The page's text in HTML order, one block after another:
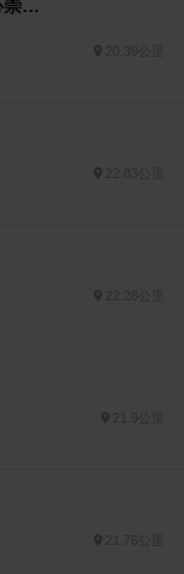
和牛涮 日式鍋物放題 台中文心崇德店
20.39公里
22.83公里
22.28公里
21.9公里
21.76公里